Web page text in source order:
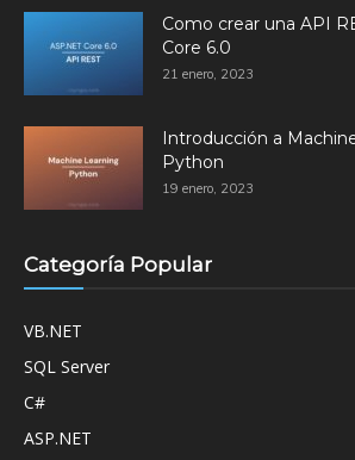
Como crear una API
Core 6.0
21 enero, 2023
Introducción a
Python
19 enero, 2023
Categoría Popular
VB.NET
SQL Server
C#
ASP.NET